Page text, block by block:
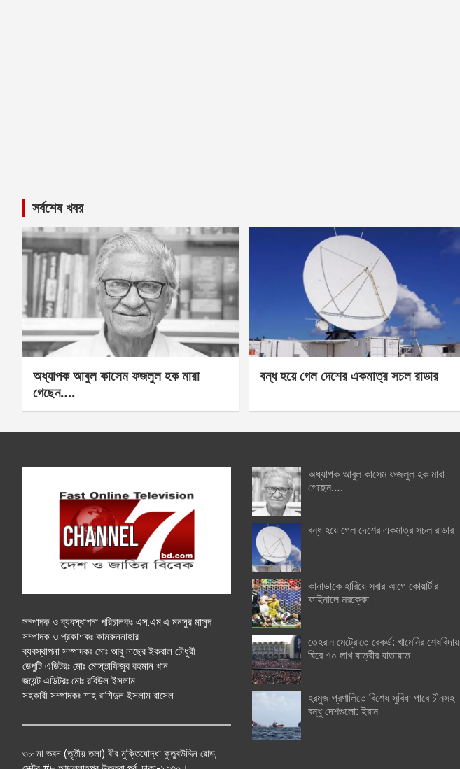
সর্বশেষ খবর
অধ্যাপক আবুল কাসেম ফজলুল হক মারা
গেছেন….
বন্ধ হয়ে গেল দেশের একমাত্র সচল রাডার
সম্পাদক ও ব্যবস্থাপনা পরিচালকঃ এস.এম.এ মনসুর মাসুদ
সম্পাদক ও প্রকাশকঃ কামরুননাহার
ব্যবস্থাপনা সম্পাদকঃ মোঃ আবু নাছের ইকবাল চৌধুরী
ডেপুটি এডিটরঃ মোঃ মোস্তাফিজুর রহমান খান
জয়েন্ট এডিটরঃ মোঃ রবিউল ইসলাম
সহকারী সম্পাদকঃ শাহ রাশিদুল ইসলাম রাসেল
৩৮ মা ভবন (তৃতীয় তলা) বীর মুক্তিযোদ্ধা কুতুবউদ্দিন রোড,
অধ্যাপক আবুল কাসেম ফজলুল হক মারা
গেছেন….
বন্ধ হয়ে গেল দেশের একমাত্র সচল রাডার
কানাডাকে হারিয়ে সবার আগে কোয়ার্টার
ফাইনালে মরক্কো
তেহরান মেট্রোতে রেকর্ড: খামেনির শেষবিদায়
ঘিরে ৭০ লাখ যাত্রীর যাতায়াত
হরমুজ প্রণালিতে বিশেষ সুবিধা পাবে চীনসহ
বন্ধু দেশগুলো: ইরান